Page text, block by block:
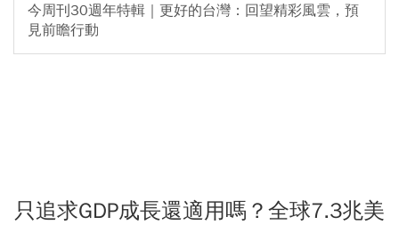
今周刊30週年特輯｜更好的台灣：回望精彩風雲，預
見前瞻行動
只追求GDP成長還適用嗎？全球7.3兆美